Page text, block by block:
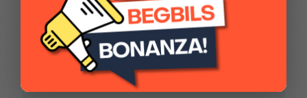
Trafikskyltsavläsare Trådlös Apple CarPlay
Avbetalningstid60månader
Restvärde0%